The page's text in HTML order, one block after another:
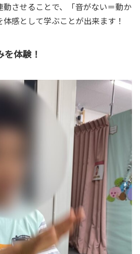
動させることで、「音がない＝動か
感として学ぶことが出来ます！
体験！